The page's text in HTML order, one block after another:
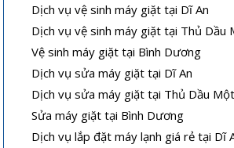
Dịch vụ vệ sinh máy giặt tại Dĩ An
Dịch vụ vệ sinh máy giặt tại Thủ Dầu
Vệ sinh máy giặt tại Bình Dương
Dịch vụ sửa máy giặt tại Dĩ An
Dịch vụ sửa máy giặt tại Thủ Dầu Một
Sửa máy giặt tại Bình Dương
Dịch vụ lắp đặt máy lạnh giá rẻ tại Dĩ